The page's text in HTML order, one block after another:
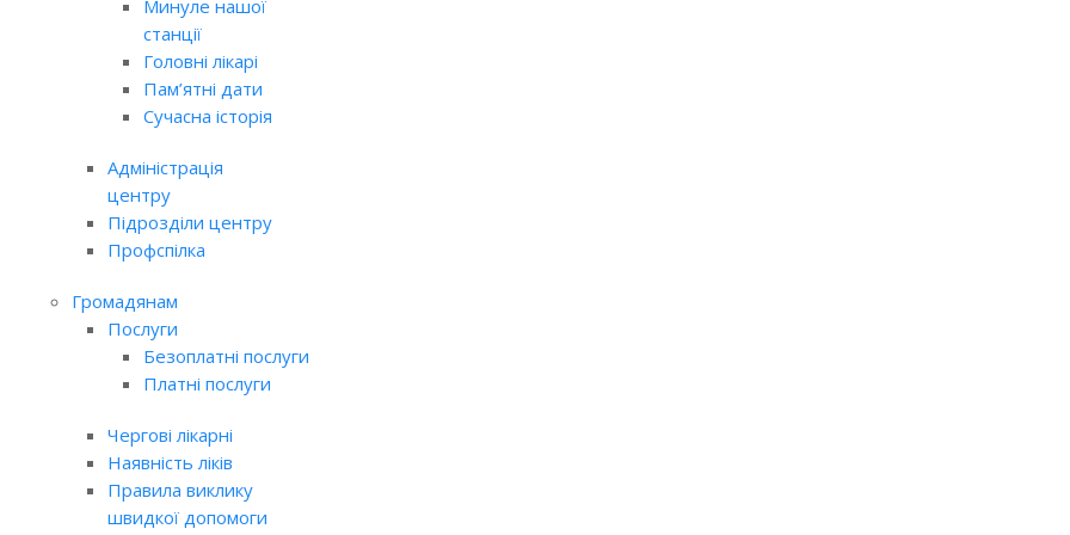
Минуле нашої
станції
Головні лікарі
Пам’ятні дати
Сучасна історія
Адміністрація
центру
Підрозділи центру
Профспілка
Громадянам
Послуги
Безоплатні послуги
Платні послуги
Чергові лікарні
Наявність ліків
Правила виклику
швидкої допомоги